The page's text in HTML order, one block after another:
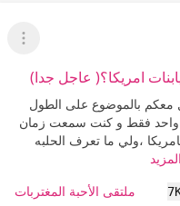
عرض
امريكا؟( عاجل جدا)
معكم بالموضوع على الطول
واحد فقط و كنت سمعت زمان
،ولي ما تعرف الحلبه
المزيد
ملتقى الأحبة المغتربات